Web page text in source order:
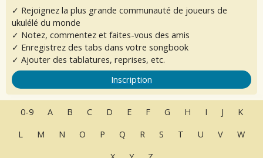
✓ Rejoignez la plus grande communauté de joueurs de
ukulélé du monde
✓ Notez, commentez et faites-vous des amis
✓ Enregistrez des tabs dans votre songbook
✓ Ajouter des tablatures, reprises, etc.
Inscription
0-9 A B C D E F G H I J
K
L
M N O P Q R S T U V
W